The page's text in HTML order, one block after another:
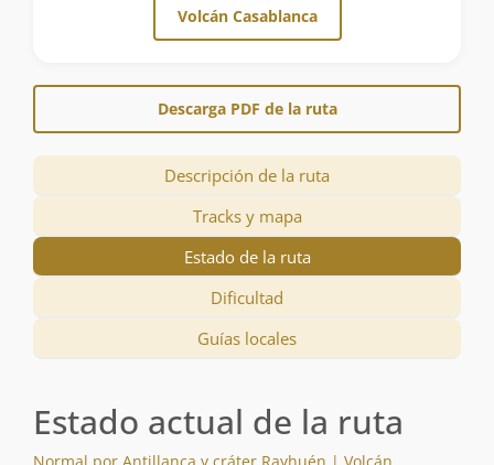
Volcán Casablanca
Descarga PDF de la ruta
Descripción de la ruta
Tracks y mapa
Estado de la ruta
Dificultad
Guías locales
Estado actual de la ruta
Normal por Antillanca y cráter Rayhuén | Volcán